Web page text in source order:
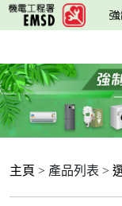
跳
至
要
內
容
主頁 > 產品列表 >